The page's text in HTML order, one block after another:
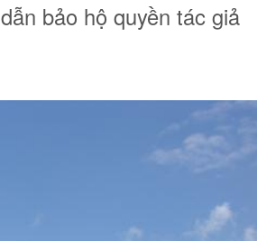
bảo hộ quyền tác giả